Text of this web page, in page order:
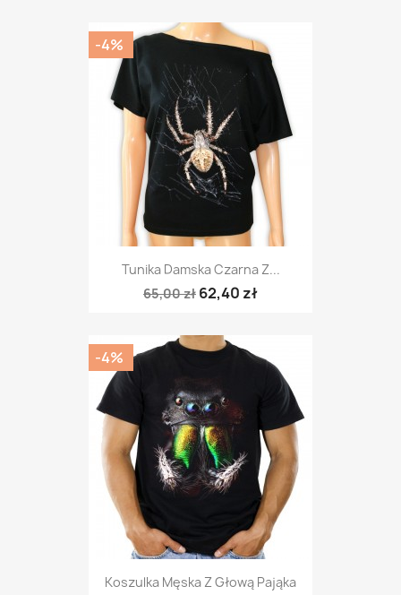
Tunika Damska Czarna Z...
65,00 zł 62,40 zł
-4%
Koszulka Męska Z Głową Pająka
-4%